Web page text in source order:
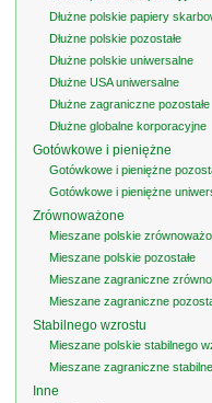
Dłużne polskie papiery
Dłużne polskie pozostałe
Dłużne polskie uniwersalne
Dłużne USA uniwersalne
Dłużne zagraniczne pozostałe
Dłużne globalne korporacyjne
Gotówkowe i pieniężne
Gotówkowe i pieniężne
Gotówkowe i pieniężne
Zrównoważone
Mieszane polskie
Mieszane polskie pozostałe
Mieszane zagraniczne
Mieszane zagraniczne
Stabilnego wzrostu
Mieszane polskie stabilnego
Mieszane zagraniczne
Inne